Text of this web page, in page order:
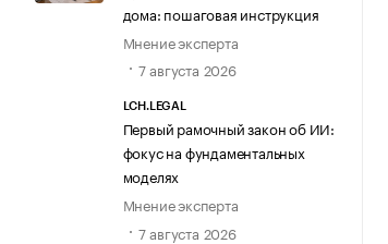
дома: пошаговая инструкция
Мнение эксперта
7 августа 2026
LCH.LEGAL
Первый рамочный закон об ИИ:
фокус на фундаментальных
моделях
Мнение эксперта
7 августа 2026